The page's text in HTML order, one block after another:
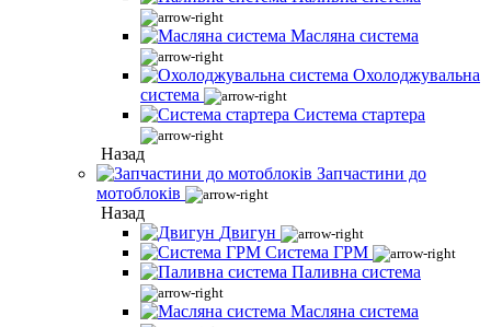
Масляна система
Охолоджувальна
система
Система стартера
Назад
Запчастини до
мотоблоків
Назад
Двигун
Система ГРМ
Паливна система
Масляна система